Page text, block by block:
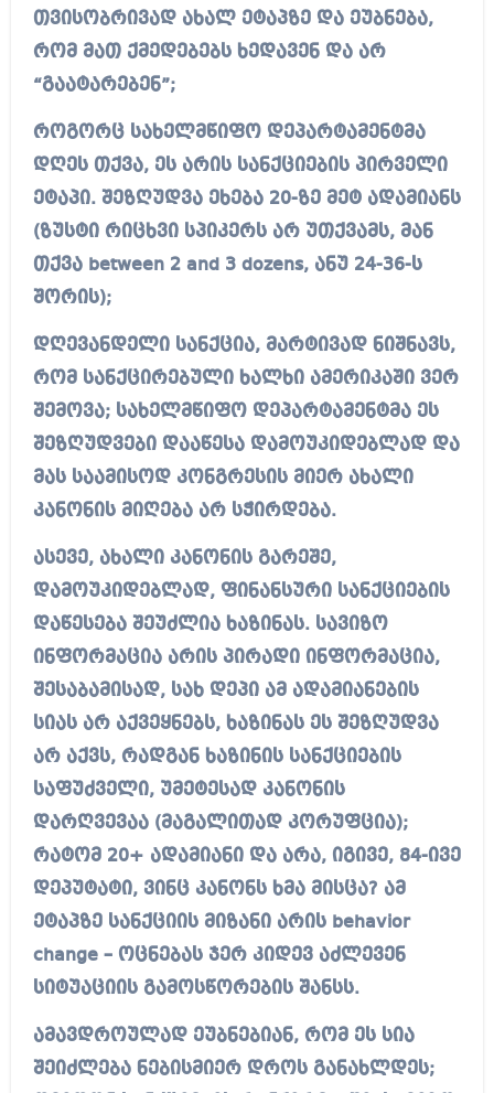
თვისობრივად ახალ ეტაპზე და ეუბნება,
რომ მათ ქმედებებს ხედავენ და არ
“გაატარებენ”;
როგორც სახელმწიფო დეპარტამენტმა
დღეს თქვა, ეს არის სანქციების პირველი
ეტაპი. შეზღუდვა ეხება 20-ზე მეტ ადამიანს
(ზუსტი რიცხვი სპიკერს არ უთქვამს, მან
თქვა between 2 and 3 dozens, ანუ 24-36-ს
შორის);
დღევანდელი სანქცია, მარტივად ნიშნავს,
რომ სანქცირებული ხალხი ამერიკაში ვერ
შემოვა; სახელმწიფო დეპარტამენტმა ეს
შეზღუდვები დააწესა დამოუკიდებლად და
მას საამისოდ კონგრესის მიერ ახალი
კანონის მიღება არ სჭირდება.
ასევე, ახალი კანონის გარეშე,
დამოუკიდებლად, ფინანსური სანქციების
დაწესება შეუძლია ხაზინას. სავიზო
ინფორმაცია არის პირადი ინფორმაცია,
შესაბამისად, სახ დეპი ამ ადამიანების
სიას არ აქვეყნებს, ხაზინას ეს შეზღუდვა
არ აქვს, რადგან ხაზინის სანქციების
საფუძველი, უმეტესად კანონის
დარღვევაა (მაგალითად კორუფცია);
რატომ 20+ ადამიანი და არა, იგივე, 84-ივე
დეპუტატი, ვინც კანონს ხმა მისცა? ამ
ეტაპზე სანქციის მიზანი არის behavior
change – ოცნებას ჯერ კიდევ აძლევენ
სიტუაციის გამოსწორების შანსს.
ამავდროულად ეუბნებიან, რომ ეს სია
შეიძლება ნებისმიერ დროს განახლდეს;